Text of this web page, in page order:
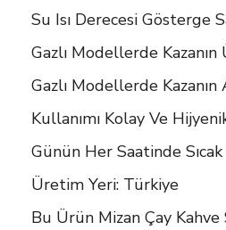
Su Isı Derecesi
Gazlı Modellerde
Gazlı Modellerde Kazanın
Kullanımı Kolay Ve
Günün Her Saatinde
Üretim Yeri: Türkiye
Bu Ürün Mizan Çay